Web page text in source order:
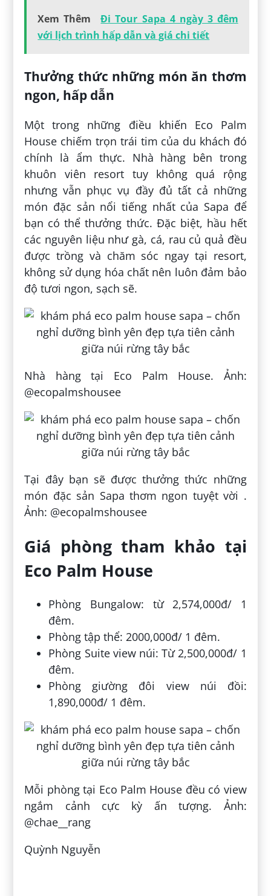
Xem Thêm
Đi Tour Sapa 4 ngày 3 đêm
với lịch trình hấp dẫn và giá chi tiết
Thưởng thức những món ăn thơm
ngon, hấp dẫn
Một trong những điều khiến Eco Palm
House chiếm trọn trái tim của du khách đó
chính là ẩm thực. Nhà hàng bên trong
khuôn viên resort tuy không quá rộng
nhưng vẫn phục vụ đầy đủ tất cả những
món đặc sản nổi tiếng nhất của Sapa để
bạn có thể thưởng thức. Đặc biệt, hầu hết
các nguyên liệu như gà, cá, rau củ quả đều
được trồng và chăm sóc ngay tại resort,
không sử dụng hóa chất nên luôn đảm bảo
độ tươi ngon, sạch sẽ.
Nhà hàng tại Eco Palm House. Ảnh:
@ecopalmshousee
Tại đây bạn sẽ được thưởng thức những
món đặc sản Sapa thơm ngon tuyệt vời .
Ảnh: @ecopalmshousee
Giá phòng tham khảo tại
Eco Palm House
Phòng Bungalow: từ 2,574,000đ/ 1
đêm.
Phòng tập thể: 2000,000đ/ 1 đêm.
Phòng Suite view núi: Từ 2,500,000đ/ 1
đêm.
Phòng giường đôi view núi đồi:
1,890,000đ/ 1 đêm.
Mỗi phòng tại Eco Palm House đều có view
ngắm cảnh cực kỳ ấn tượng. Ảnh:
@chae__rang
Quỳnh Nguyễn